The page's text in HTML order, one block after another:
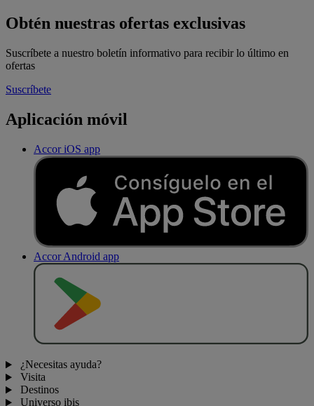
Obtén nuestras ofertas exclusivas
Suscríbete a nuestro boletín informativo para recibir lo último en
ofertas
Suscríbete
Aplicación móvil
Accor iOS app
Accor Android app
¿Necesitas ayuda?
Visita
Destinos
Universo ibis